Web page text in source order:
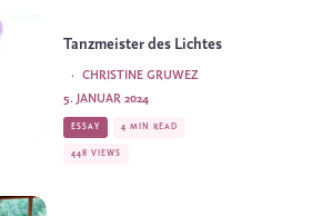
Tanzmeister des Lichtes
CHRISTINE GRUWEZ
·
5. JANUAR 2024
ESSAY 4 MIN READ
448 VIEWS